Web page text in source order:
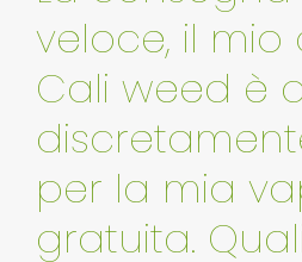
veloce, il mio
Cali weed è
per la mia
gratuita.